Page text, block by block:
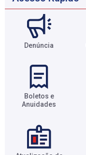
Denúncia
Boletos e
Anuidades​